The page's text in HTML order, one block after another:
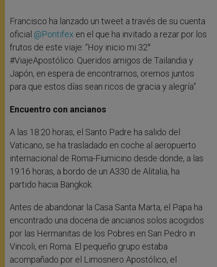
Francisco ha lanzado un tweet a través de su cuenta
oficial @Pontifex en el que ha invitado a rezar por los
frutos de este viaje: “Hoy inicio mi 32°
#ViajeApostólico. Queridos amigos de Tailandia y
Japón, en espera de encontrarnos, oremos juntos
para que estos días sean ricos de gracia y alegría”.
Encuentro con ancianos
A las 18:20 horas, el Santo Padre ha salido del
Vaticano, se ha trasladado en coche al aeropuerto
internacional de Roma-Fiumicino desde donde, a las
19:16 horas, a bordo de un A330 de Alitalia, ha
partido hacia Bangkok.
Antes de abandonar la Casa Santa Marta, el Papa ha
encontrado una docena de ancianos solos acogidos
por las Hermanitas de los Pobres en San Pedro in
Vincoli, en Roma. El pequeño grupo estaba
acompañado por el Limosnero Apostólico, el